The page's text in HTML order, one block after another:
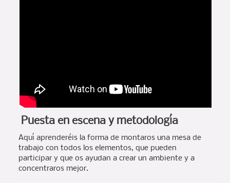
Puesta en escena y metodología
Aquí aprenderéis la forma de montaros una mesa de
trabajo con todos los elementos, que pueden
participar y que os ayudan a crear un ambiente y a
concentraros mejor.